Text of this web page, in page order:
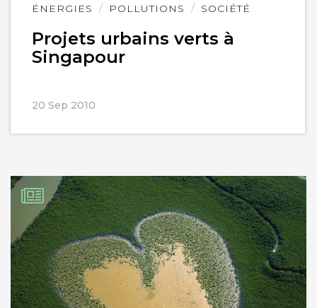
ÉNERGIES POLLUTIONS SOCIÉTÉ
Projets urbains verts à
Singapour
20 Sep 2010
Lire